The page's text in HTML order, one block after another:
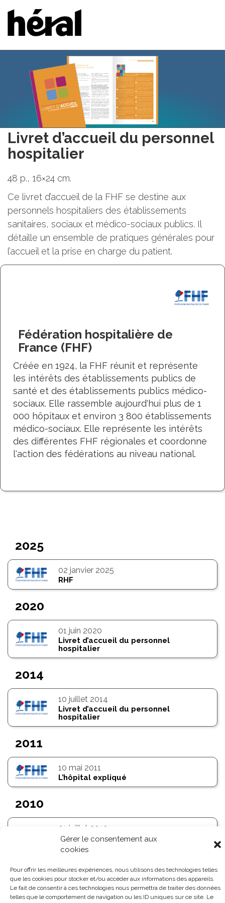
Gérer le consentement aux
cookies
Pour offrir les meilleures expériences, nous utilisons des technologies telles
que les cookies pour stocker et/ou accéder aux informations des appareils.
Le fait de consentir à ces technologies nous permettra de traiter des données
telles que le comportement de navigation ou les ID uniques sur ce site. Le
Livret d’accueil du personnel
hospitalier
48 p., 16×24 cm.
Ce livret d’accueil de la FHF se destine aux
personnels hospitaliers des établissements
sanitaires, sociaux et médico-sociaux publics. Il
détaille un ensemble de pratiques générales pour
l’accueil et la prise en charge du patient.
Fédération hospitalière de
France (FHF)
Créée en 1924, la FHF réunit et représente
les intérêts des établissements publics de
santé et des établissements publics médico-
sociaux. Elle rassemble aujourd'hui plus de 1
000 hôpitaux et environ 3 800 établissements
médico-sociaux. Elle représente les intérêts
des différentes FHF régionales et coordonne
l'action des fédérations au niveau national.
2025
02 janvier 2025
RHF
2020
01 juin 2020
Livret d’accueil du personnel
hospitalier
2014
10 juillet 2014
Livret d’accueil du personnel
hospitalier
2011
10 mai 2011
L’hôpital expliqué
2010
01 juillet 2010
Livret d’accueil du personnel
hospitalier